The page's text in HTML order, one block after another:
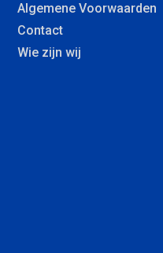
Algemene Voorwaarden
Contact
Wie zijn wij